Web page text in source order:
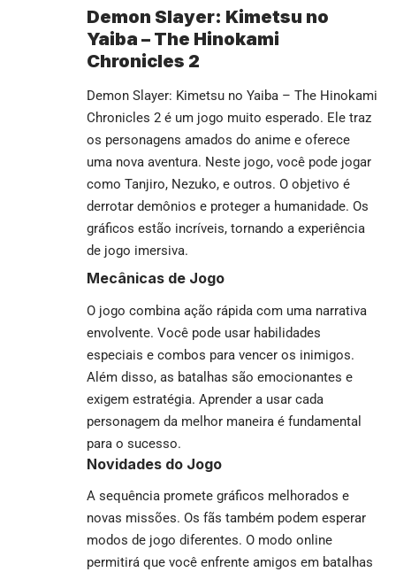
Demon Slayer: Kimetsu no
Yaiba – The Hinokami
Chronicles 2
Demon Slayer: Kimetsu no Yaiba – The Hinokami
Chronicles 2 é um jogo muito esperado. Ele traz
os personagens amados do anime e oferece
uma nova aventura. Neste jogo, você pode jogar
como Tanjiro, Nezuko, e outros. O objetivo é
derrotar demônios e proteger a humanidade. Os
gráficos estão incríveis, tornando a experiência
de jogo imersiva.
Mecânicas de Jogo
O jogo combina ação rápida com uma narrativa
envolvente. Você pode usar habilidades
especiais e combos para vencer os inimigos.
Além disso, as batalhas são emocionantes e
exigem estratégia. Aprender a usar cada
personagem da melhor maneira é fundamental
para o sucesso.
Novidades do Jogo
A sequência promete gráficos melhorados e
novas missões. Os fãs também podem esperar
modos de jogo diferentes. O modo online
permitirá que você enfrente amigos em batalhas